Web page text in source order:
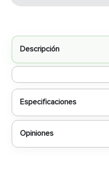
Descripción
Especificaciones
Opiniones